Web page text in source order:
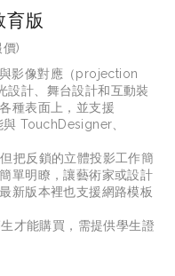
版
)
影像對應（projection
設計、舞台設計和互動裝
種表面上，並支援
TouchDesigner、
把反鎖的立體投影工作簡
單明瞭，讓藝術家或設計
新版本裡也支援網路模板
才能購買，需提供學生證